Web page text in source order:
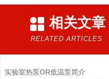
相关文章
RELATED ARTICLES
实验室热泵OR低温泵简介